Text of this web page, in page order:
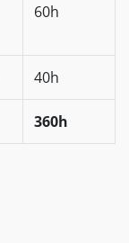
60h
40h
360h